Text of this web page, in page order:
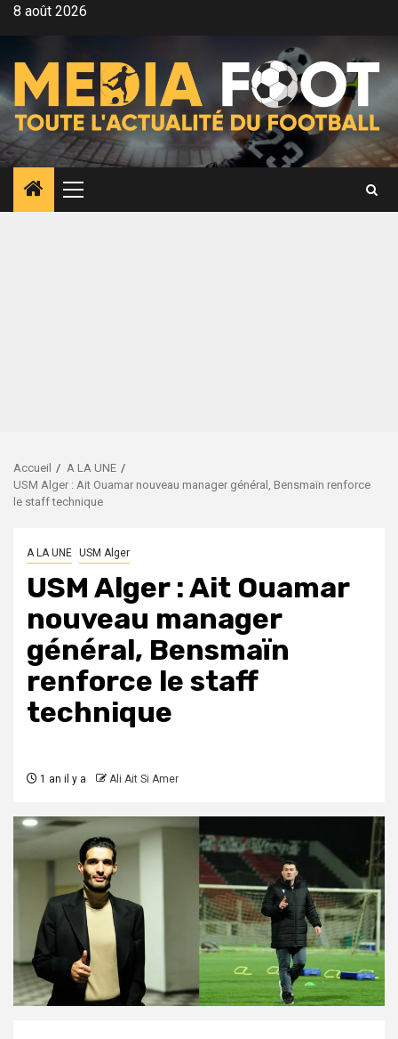
Aller8 août 2026
Menu
principal
Accueil
A LA UNE
USM Alger : Ait Ouamar nouveau manager général, Bensmaïn renforce
le staff technique
A LA UNE USM Alger
USM Alger : Ait Ouamar
nouveau manager
général, Bensmaïn
renforce le staff
technique
1 an il y a Ali Ait Si Amer